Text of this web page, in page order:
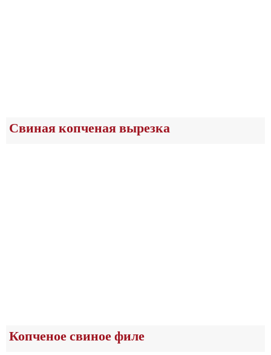
Свиная копченая вырезка
Копченое свиное филе